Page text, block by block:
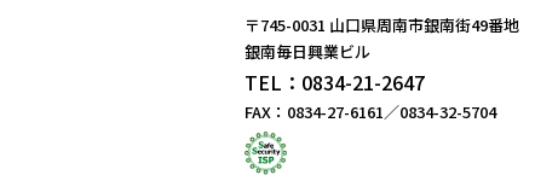
〒745-0031 山口県周南市銀南街49番地
銀南毎日興業ビル
TEL：0834-21-2647
FAX：0834-27-6161／0834-32-5704